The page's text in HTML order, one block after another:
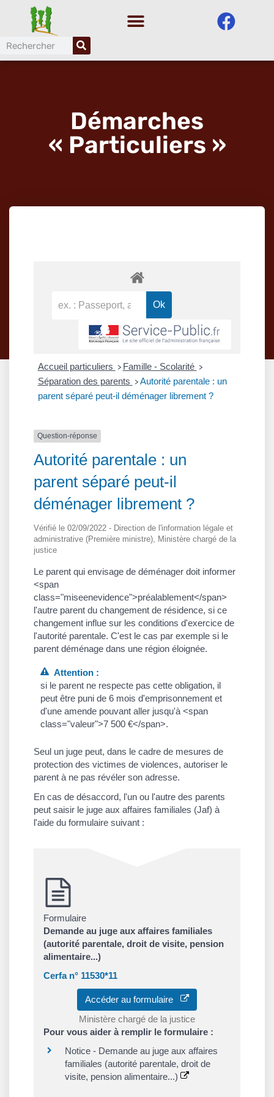
au
contenu
Démarches
« Particuliers »
Accueil particuliers > Famille - Scolarité >
Séparation des parents > Autorité parentale : un
parent séparé peut-il déménager librement ?
Question-réponse
Autorité parentale : un
parent séparé peut-il
déménager librement ?
Vérifié le 02/09/2022 - Direction de l'information légale et
administrative (Première ministre), Ministère chargé de la
justice
Le parent qui envisage de déménager doit informer
<span
class="miseenevidence">préalablement</span>
l'autre parent du changement de résidence, si ce
changement influe sur les conditions d'exercice de
l'autorité parentale. C'est le cas par exemple si le
parent déménage dans une région éloignée.
Attention :
si le parent ne respecte pas cette obligation, il
peut être puni de 6 mois d'emprisonnement et
d'une amende pouvant aller jusqu'à <span
class="valeur">7 500 €</span>.
Seul un juge peut, dans le cadre de mesures de
protection des victimes de violences, autoriser le
parent à ne pas révéler son adresse.
En cas de désaccord, l'un ou l'autre des parents
peut saisir le juge aux affaires familiales (Jaf) à
l'aide du formulaire suivant :
Formulaire
Demande au juge aux affaires familiales
(autorité parentale, droit de visite, pension
alimentaire...)
Cerfa n° 11530*11
Accéder au formulaire
Ministère chargé de la justice
Pour vous aider à remplir le formulaire :
Notice - Demande au juge aux affaires
familiales (autorité parentale, droit de
visite, pension alimentaire...)